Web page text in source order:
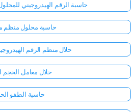
حاسبة الرقم الهيدروجيني
حاسبة محلول منظم
حلال منظم الرقم
حلال معامل الحجم
حاسبة الطفو